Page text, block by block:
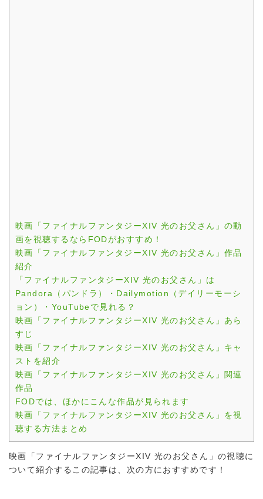
映画「ファイナルファンタジーXIV 光のお父さん」の動
画を視聴するならFODがおすすめ！
映画「ファイナルファンタジーXIV 光のお父さん」作品
紹介
「ファイナルファンタジーXIV 光のお父さん」は
Pandora（パンドラ）・Dailymotion（デイリーモーシ
ョン）・YouTubeで見れる？
映画「ファイナルファンタジーXIV 光のお父さん」あら
すじ
映画「ファイナルファンタジーXIV 光のお父さん」キャ
ストを紹介
映画「ファイナルファンタジーXIV 光のお父さん」関連
作品
FODでは、ほかにこんな作品が見られます
映画「ファイナルファンタジーXIV 光のお父さん」を視
聴する方法まとめ
映画「ファイナルファンタジーXIV 光のお父さん」の視聴に
ついて紹介するこの記事は、次の方におすすめです！